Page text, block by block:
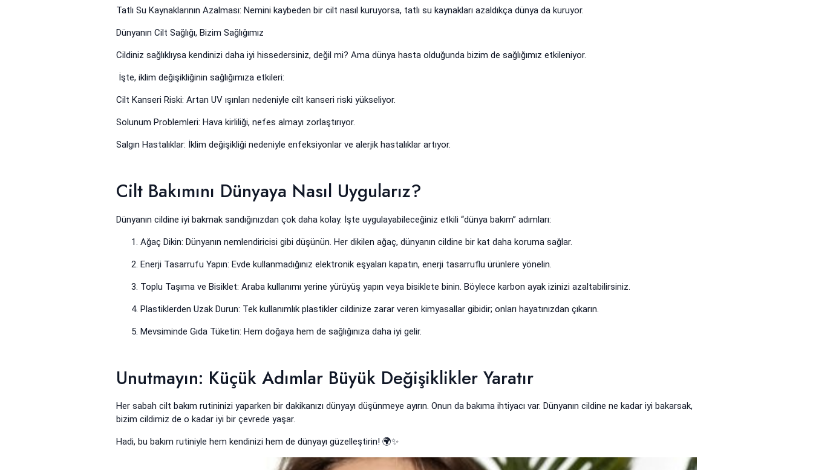
Tatlı Su Kaynaklarının Azalması: Nemini kaybeden bir cilt nasıl kuruyorsa, tatlı su kaynakları azaldıkça dünya da kuruyor.
Dünyanın Cilt Sağlığı, Bizim Sağlığımız
Cildiniz sağlıklıysa kendinizi daha iyi hissedersiniz, değil mi? Ama dünya hasta olduğunda bizim de sağlığımız etkileniyor.
İşte, iklim değişikliğinin sağlığımıza etkileri:
Cilt Kanseri Riski: Artan UV ışınları nedeniyle cilt kanseri riski yükseliyor.
Solunum Problemleri: Hava kirliliği, nefes almayı zorlaştırıyor.
Salgın Hastalıklar: İklim değişikliği nedeniyle enfeksiyonlar ve alerjik hastalıklar artıyor.
Cilt Bakımını Dünyaya Nasıl Uygularız?
Dünyanın cildine iyi bakmak sandığınızdan çok daha kolay. İşte uygulayabileceğiniz etkili “dünya bakım” adımları:
Ağaç Dikin: Dünyanın nemlendiricisi gibi düşünün. Her dikilen ağaç, dünyanın cildine bir kat daha koruma sağlar.
Enerji Tasarrufu Yapın: Evde kullanmadığınız elektronik eşyaları kapatın, enerji tasarruflu ürünlere yönelin.
Toplu Taşıma ve Bisiklet: Araba kullanımı yerine yürüyüş yapın veya bisiklete binin. Böylece karbon ayak izinizi azaltabilirsiniz.
Plastiklerden Uzak Durun: Tek kullanımlık plastikler cildinize zarar veren kimyasallar gibidir; onları hayatınızdan çıkarın.
Mevsiminde Gıda Tüketin: Hem doğaya hem de sağlığınıza daha iyi gelir.
Unutmayın: Küçük Adımlar Büyük Değişiklikler Yaratır
Her sabah cilt bakım rutininizi yaparken bir dakikanızı dünyayı düşünmeye ayırın. Onun da bakıma ihtiyacı var. Dünyanın cildine ne kadar iyi bakarsak,
bizim cildimiz de o kadar iyi bir çevrede yaşar.
Hadi, bu bakım rutiniyle hem kendinizi hem de dünyayı güzelleştirin! 🌍✨